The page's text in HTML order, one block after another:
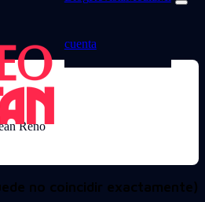
cuenta
Reno
no coincidir exactamente)